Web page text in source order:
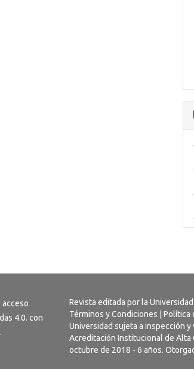
4.0. con
Revista editada por la
Términos y Condiciones
Política
Universidad sujeta a inspección
Acreditación Institucional de Alta
octubre de 2018 - 6 años.